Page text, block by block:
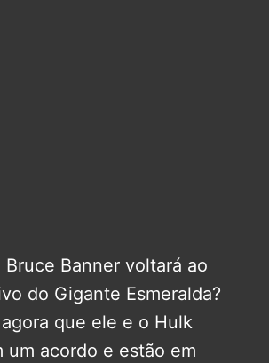
Banner voltará ao
do Gigante Esmeralda?
que ele e o Hulk
um acordo e estão em